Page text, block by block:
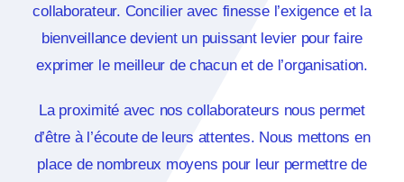
collaborateur. Concilier avec finesse l’exigence et la
bienveillance devient un puissant levier pour faire
exprimer le meilleur de chacun et de l’organisation.
La proximité avec nos collaborateurs nous permet
d’être à l’écoute de leurs attentes. Nous mettons en
place de nombreux moyens pour leur permettre de